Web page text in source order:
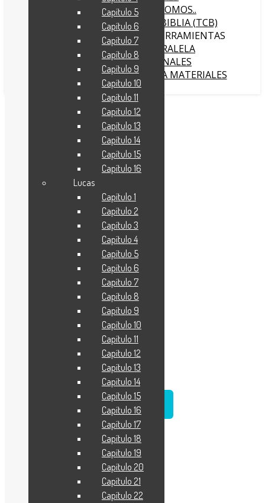
QUIENES SOMOS..
BIBLIA (TCB)
HERRAMIENTAS
BIBLIA PARALELA
DEVOCIONALES
TCB COMENTADA MATERIALES
TCBCOMENTADA
Juan 6:11-12
22 de octubre de 2024
IMPRIMIR
Capítulo 5
Capítulo 6
Capítulo 7
Capítulo 8
Capítulo 9
Capítulo 10
Capítulo 11
Capítulo 12
Capítulo 13
Capítulo 14
Capítulo 15
Capítulo 16
Lucas
Capítulo 1
Capítulo 2
Capítulo 3
Capítulo 4
Capítulo 5
Capítulo 6
Capítulo 7
Capítulo 8
Capítulo 9
Capítulo 10
Capítulo 11
Capítulo 12
Capítulo 13
Capítulo 14
Capítulo 15
Capítulo 16
Capítulo 17
Capítulo 18
Capítulo 19
Capítulo 20
Capítulo 21
Capítulo 22